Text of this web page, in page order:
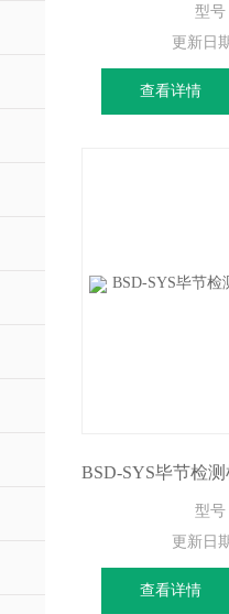
型号
更新日
查看详情
型号
更新日
查看详情